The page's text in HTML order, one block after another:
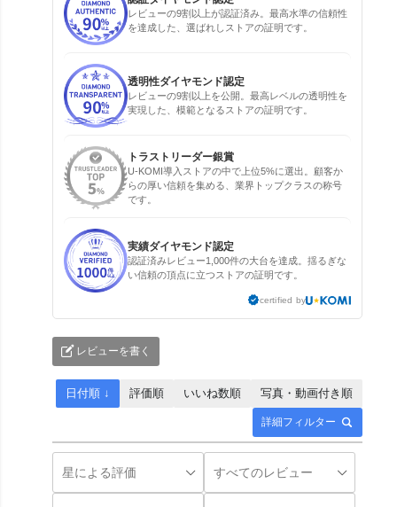
レビューの9割以上が認証済み。最高水準の信頼性
を達成した、選ばれしストアの証明です。
透明性ダイヤモンド認定
レビューの9割以上を公開。最高レベルの透明性を
実現した、模範となるストアの証明です。
トラストリーダー銀賞
U-KOMI導入ストアの中で上位5%に選出。顧客か
らの厚い信頼を集める、業界トップクラスの称号
です。
実績ダイヤモンド認定
認証済みレビュー1,000件の大台を達成。揺るぎな
い信頼の頂点に立つストアの証明です。
certified by
レビューを書く
詳細フィルター
日付順 ↓ 評価順 いいね数順 写真・動画付き順